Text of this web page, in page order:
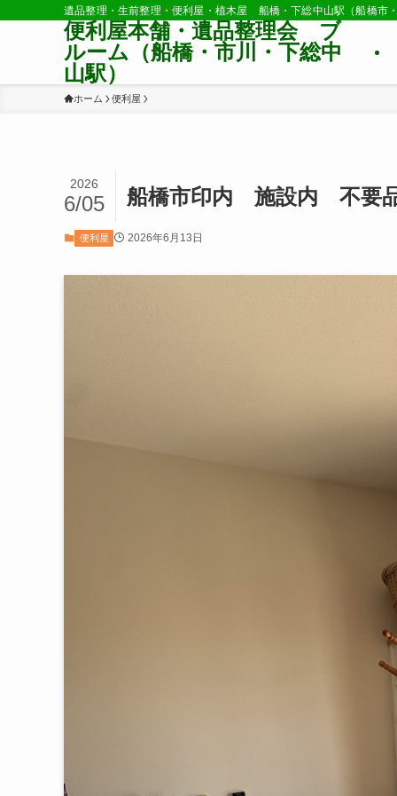
遺品整理・生前整理・便利屋・植木屋 船橋・下総中山駅（船橋市
便利屋本舗・遺品整理会 ブ
ルーム（船橋・市川・下総中
山駅）
ホーム 便利屋
船橋市印内 施設内 不要
2026
6/05
便利屋 2026年6月13日